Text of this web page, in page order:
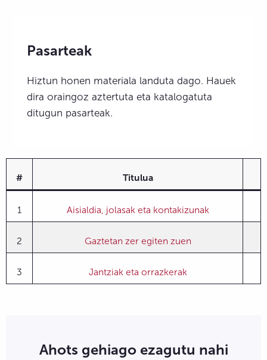
Pasarteak
Hiztun honen materiala landuta dago. Hauek
dira oraingoz aztertuta eta katalogatuta
ditugun pasarteak.
# Titulua
1 Aisialdia, jolasak eta kontakizunak
2 Gaztetan zer egiten zuen
3 Jantziak eta orrazkerak
Ahots gehiago ezagutu nahi